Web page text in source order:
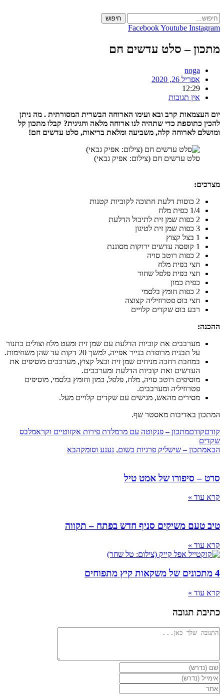
FacebookYoutube
– סלט עדשים חם
noga
אפריל 26, 2020
12:29
אין תגובות
קרב ובא ועימו הארוחה הבשרית המסורתית . מה ניתן
כתוספת כדי שתהיה לנו ארוחה מלאה וחגיגית? קבלו מתכון קל
לארוחה קלה, משביעה ומלאת בריאות, סלט עדשים חם!
סלט עדשים חם (צילום: אפיק גבאי)
חצי כפית מלח
חצי כפית פלפל שחור
כפית כמון
חצי כוס פטרוזיליה קצוצה
רבע כוס שקדים קלויים
מערבבים את קוביות הדלעת עם שמן זית ומעט מלח וצולים בתנור
על תבנית מרופדת בנייר אפייה, למשך 20 דקות עד שהן משחימות.
במחבת רחבה מניחים שמן זית ובצל קצוץ, מערבבים מוסיפים את
העדשים ואת קוביות הדלעת ומערבבים.
מוסיפים רוטב סויה, מלח, פלפל, כמון וחומץ בלסמי, מוסיפים
פטרוזיליה ומערבבים.
מסירים מהאש, מגישים עם שקדים קלויים מעל.
באדיבות מאסטר שף.
מתכון – פנקוטה עם מרמלדת פירות אקזוטיים וקראמלבס
– שישליק פרגיות בשום, נענע וסומקהבא
סיפורו של אמט טיל
»
משיקים סניף חדש בפתח – תקווה
»
»
תגובה